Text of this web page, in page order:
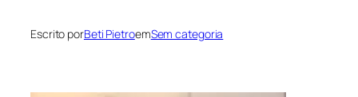
Escrito porBeti PietroemSem categoria